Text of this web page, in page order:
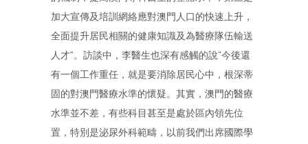
加大宣傳及培訓網絡應對澳門人口的快速上升，
全面提升居民相關的健康知識及為醫療隊伍輸送
人才”。訪談中，李醫生也深有感觸的說“今後還
有一個工作重任，就是要消除居民心中，根深蒂
固的對澳門醫療水準的懷疑。其實，澳門的醫療
水準並不差，有些科目甚至是處於區內領先位
置，特別是泌尿外科範疇，以前我們出席國際學